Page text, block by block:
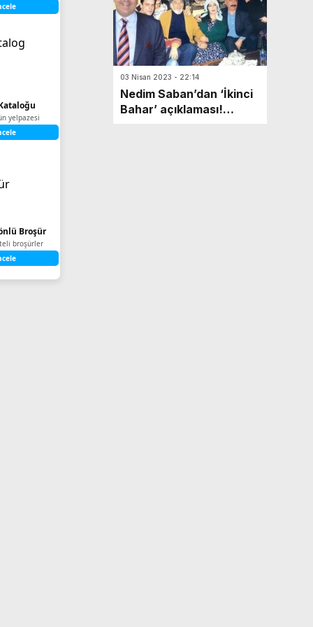
yelpazesi
Broşür
broşürler
03 Nisan 2023 - 22:14
Nedim Saban’dan ‘İkinci
Bahar’ açıklaması!